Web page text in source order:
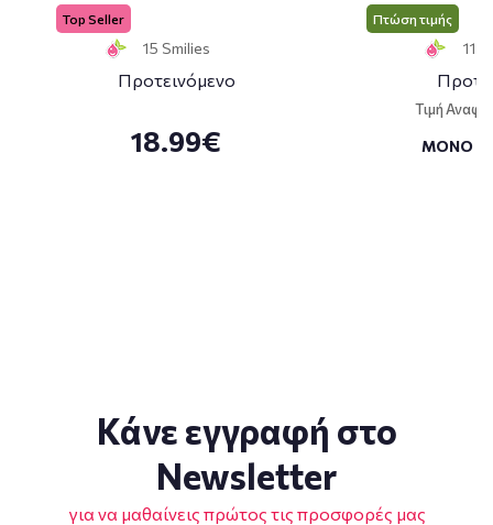
Top Seller
15 Smilies
Προτεινόμενο
18.99€
Πτώση τιμής
11
Τιμή
ΜΟΝΟ
Κάνε εγγραφή στο
Newsletter
για να μαθαίνεις πρώτος τις προσφορές μας